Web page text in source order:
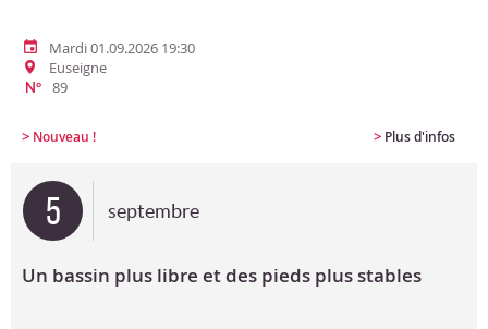
Mardi 01.09.2026 19:30
Euseigne
N° 89
> Nouveau ! > Plus d'infos
5 septembre
Un bassin plus libre et des pieds plus stables